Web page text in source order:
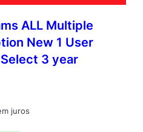
ALL Multiple
New 1 User
3 year
juros